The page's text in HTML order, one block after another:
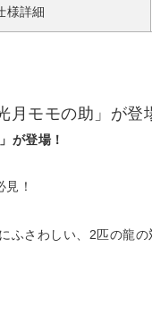
様詳細
月モモの助」が登
が登場！
！
ふさわしい、2匹の龍の